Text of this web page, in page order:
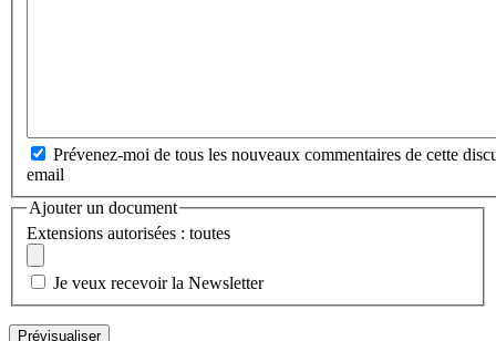
Prévenez-moi de tous les nouveaux commentaires de cette
email
Ajouter un document
Extensions autorisées : toutes
Je veux recevoir la Newsletter